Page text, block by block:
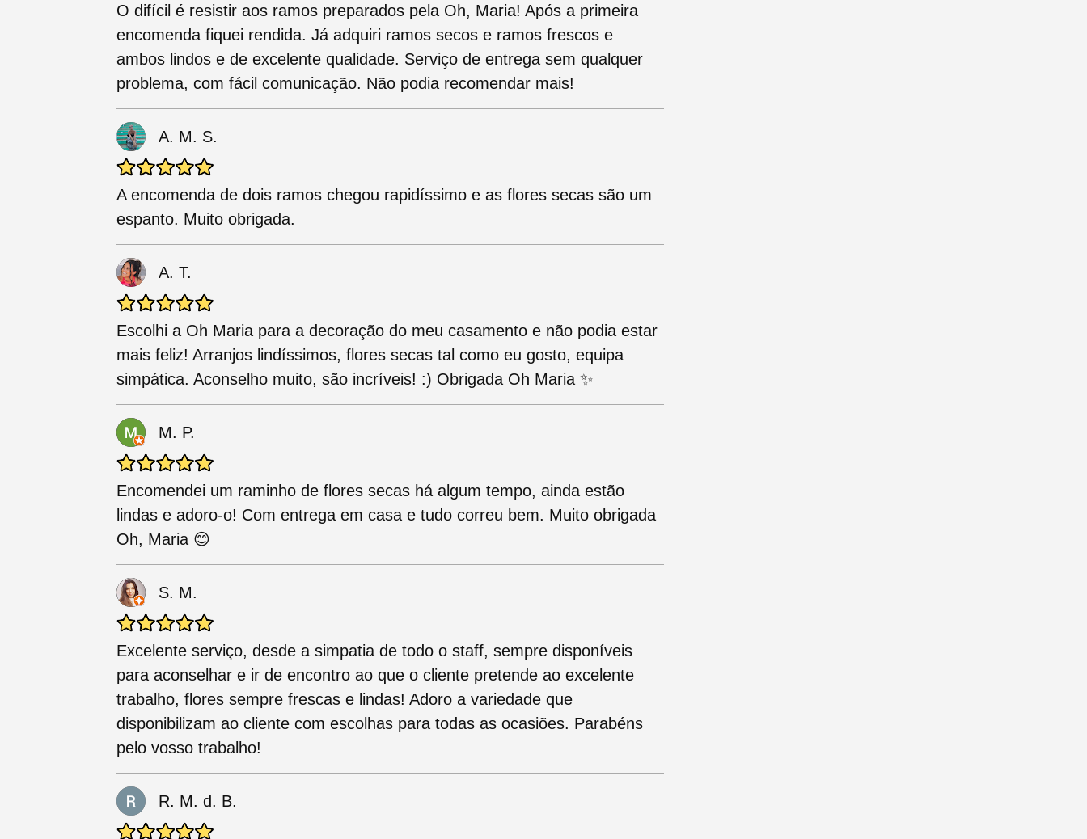
O difícil é resistir aos ramos preparados pela Oh, Maria! Após a primeira
encomenda fiquei rendida. Já adquiri ramos secos e ramos frescos e
ambos lindos e de excelente qualidade. Serviço de entrega sem qualquer
problema, com fácil comunicação. Não podia recomendar mais!
A. M. S.
A encomenda de dois ramos chegou rapidíssimo e as flores secas são um
espanto. Muito obrigada.
A. T.
Escolhi a Oh Maria para a decoração do meu casamento e não podia estar
mais feliz! Arranjos lindíssimos, flores secas tal como eu gosto, equipa
simpática. Aconselho muito, são incríveis! :) Obrigada Oh Maria ✨
M. P.
Encomendei um raminho de flores secas há algum tempo, ainda estão
lindas e adoro-o! Com entrega em casa e tudo correu bem. Muito obrigada
Oh, Maria 😊
S. M.
Excelente serviço, desde a simpatia de todo o staff, sempre disponíveis
para aconselhar e ir de encontro ao que o cliente pretende ao excelente
trabalho, flores sempre frescas e lindas! Adoro a variedade que
disponibilizam ao cliente com escolhas para todas as ocasiões. Parabéns
pelo vosso trabalho!
R. M. d. B.